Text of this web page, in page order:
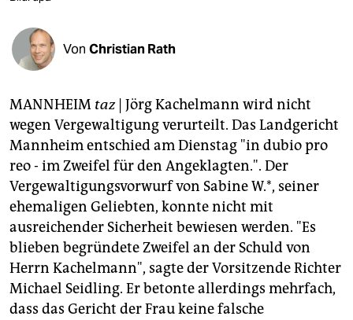
shop
fragen & hilfe
abo
genossenschaft
epaper login
Von Christian Rath
MANNHEIM taz| Jörg Kachelmann wird nicht
wegen Vergewaltigung verurteilt. Das Landgericht
Mannheim entschied am Dienstag "in dubio pro
reo - im Zweifel für den Angeklagten.". Der
Vergewaltigungsvorwurf von Sabine W.*, seiner
ehemaligen Geliebten, konnte nicht mit
ausreichender Sicherheit bewiesen werden. "Es
blieben begründete Zweifel an der Schuld von
Herrn Kachelmann", sagte der Vorsitzende Richter
Michael Seidling. Er betonte allerdings mehrfach,
dass das Gericht der Frau keine falsche